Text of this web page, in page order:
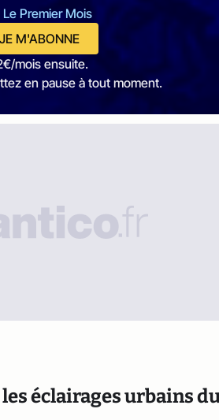
Le Premier Mois
JE M'ABONNE
mois ensuite.
en pause à tout moment.
éclairages urbains